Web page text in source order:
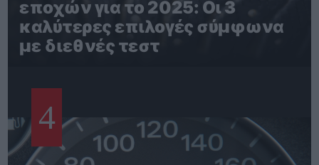
εποχών για το 2025: Οι 3
καλύτερες επιλογές σύμφωνα
με διεθνές τεστ
4